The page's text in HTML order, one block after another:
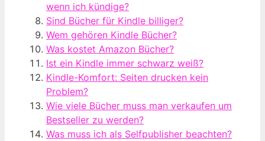
wenn ich kündige?
Sind Bücher für Kindle billiger?
Wem gehören Kindle Bücher?
Was kostet Amazon Bücher?
Ist ein Kindle immer schwarz weiß?
Kindle-Komfort: Seiten drucken kein
Problem?
Wie viele Bücher muss man verkaufen um
Bestseller zu werden?
Was muss ich als Selfpublisher beachten?